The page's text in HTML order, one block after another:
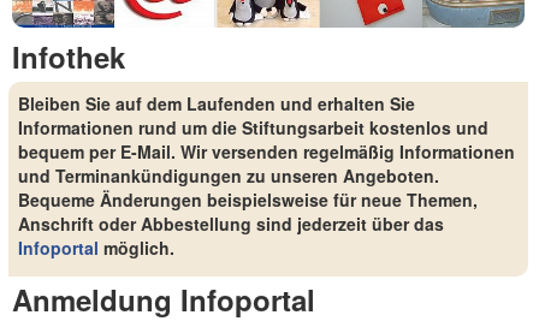
Infothek
Bleiben Sie auf dem Laufenden und erhalten Sie
Informationen rund um die Stiftungsarbeit kostenlos und
bequem per E-Mail. Wir versenden regelmäßig Informationen
und Terminankündigungen zu unseren Angeboten.
Bequeme Änderungen beispielsweise für neue Themen,
Anschrift oder Abbestellung sind jederzeit über das
Infoportal möglich.
Anmeldung Infoportal